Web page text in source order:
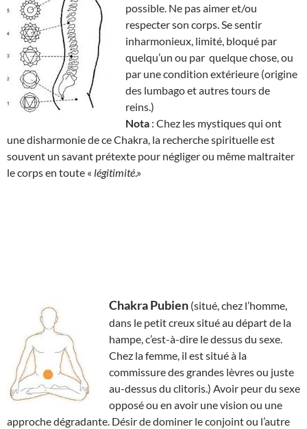
possible. Ne pas aimer et/ou
respecter son corps. Se sentir
inharmonieux, limité, bloqué par
quelqu’un ou par quelque chose, ou
par une condition extérieure (origine
des lumbago et autres tours de
reins.)
Nota : Chez les mystiques qui ont
une disharmonie de ce Chakra, la recherche spirituelle est
souvent un savant prétexte pour négliger ou même maltraiter
le corps en toute « légitimité.»
Chakra Pubien (situé, chez l’homme,
dans le petit creux situé au départ de la
hampe, c’est-à-dire le dessus du sexe.
Chez la femme, il est situé à la
commissure des grandes lèvres ou juste
au-dessus du clitoris.) Avoir peur du sexe
opposé ou en avoir une vision ou une
approche dégradante. Désir de dominer le conjoint ou l’autre